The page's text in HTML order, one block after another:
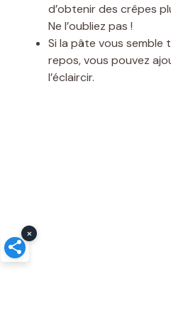
d’obtenir des crêpes
Ne l’oubliez pas !
Si la pâte vous semble
repos, vous pouvez
l’éclaircir.
×